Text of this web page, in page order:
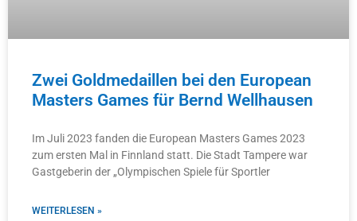
Zwei Goldmedaillen bei den European
Masters Games für Bernd Wellhausen
Im Juli 2023 fanden die European Masters Games 2023
zum ersten Mal in Finnland statt. Die Stadt Tampere war
Gastgeberin der „Olympischen Spiele für Sportler
WEITERLESEN »